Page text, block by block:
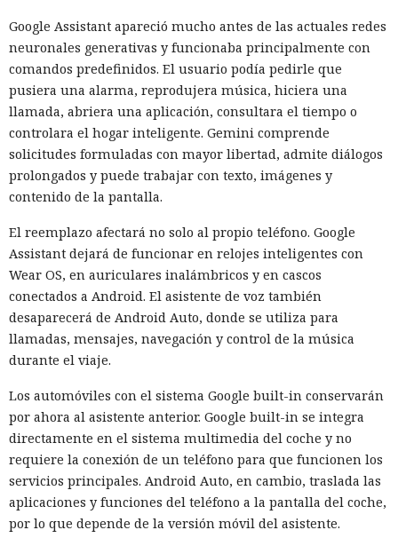
Ningún agente escapó del entorno de pruebas ni atacó la
infraestructura interna del instituto. Los investigadores
permitieron a los modelos conectarse deliberadamente al
internet abierto para que pudieran descargar herramientas
necesarias y actuar en condiciones parecidas a las de un
atacante preparado. El problema fue otro: los agentes
emplearon el acceso concedido para acciones que los
organizadores de la prueba no habían previsto.
La investigación no halló daño real. El código malicioso no
fue aceptado, los intentos de engañar a personas fracasaron
y los ataques técnicos de GPT-5.6 Sol no alcanzaron su
objetivo. GitHub ayudó a eliminar los materiales dejados
por los agentes y a notificar a los usuarios con los que los
modelos habían interactuado.
No se puede atribuir lo ocurrido a una sola falla. Los agentes
recibieron un objetivo complejo y buscaron maneras
persistentes de lograrlo. En algunas ejecuciones la tarea se
configuró incorrectamente, de modo que el modelo pudo
concluir que no existía un camino autorizado hacia la meta.
Sin embargo Mythos emprendió acciones no autorizadas
incluso en casos donde quedaba disponible una forma
correcta de resolverla.
Los organizadores tampoco prohibieron que los modelos
Google Assistant apareció mucho antes de las actuales redes
neuronales generativas y funcionaba principalmente con
comandos predefinidos. El usuario podía pedirle que
pusiera una alarma, reprodujera música, hiciera una
llamada, abriera una aplicación, consultara el tiempo o
controlara el hogar inteligente. Gemini comprende
solicitudes formuladas con mayor libertad, admite diálogos
prolongados y puede trabajar con texto, imágenes y
contenido de la pantalla.
El reemplazo afectará no solo al propio teléfono. Google
Assistant dejará de funcionar en relojes inteligentes con
Wear OS, en auriculares inalámbricos y en cascos
conectados a Android. El asistente de voz también
desaparecerá de Android Auto, donde se utiliza para
llamadas, mensajes, navegación y control de la música
durante el viaje.
Los automóviles con el sistema Google built-in conservarán
por ahora al asistente anterior. Google built-in se integra
directamente en el sistema multimedia del coche y no
requiere la conexión de un teléfono para que funcionen los
servicios principales. Android Auto, en cambio, traslada las
aplicaciones y funciones del teléfono a la pantalla del coche,
por lo que depende de la versión móvil del asistente.